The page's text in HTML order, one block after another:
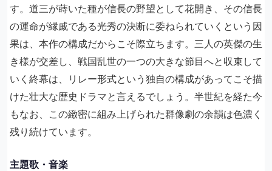
す。道三が蒔いた種が信長の野望として花開き、その信長
の運命が縁戚である光秀の決断に委ねられていくという因
果は、本作の構成だからこそ際立ちます。三人の英傑の生
き様が交差し、戦国乱世の一つの大きな節目へと収束して
いく終幕は、リレー形式という独自の構成があってこそ描
けた壮大な歴史ドラマと言えるでしょう。半世紀を経た今
もなお、この緻密に組み上げられた群像劇の余韻は色濃く
残り続けています。
主題歌・音楽